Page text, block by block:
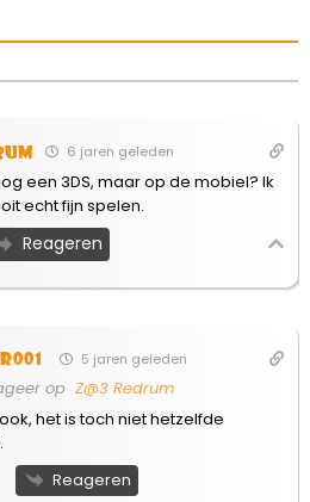
6 jaren geleden
een 3DS, maar op de mobiel? Ik
echt fijn spelen.
Reageren
5 jaren geleden
op Z@3 Redrum
het is toch niet hetzelfde
Reageren